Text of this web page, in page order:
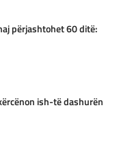
përjashtohet 60 ditë:
ish-të dashurën